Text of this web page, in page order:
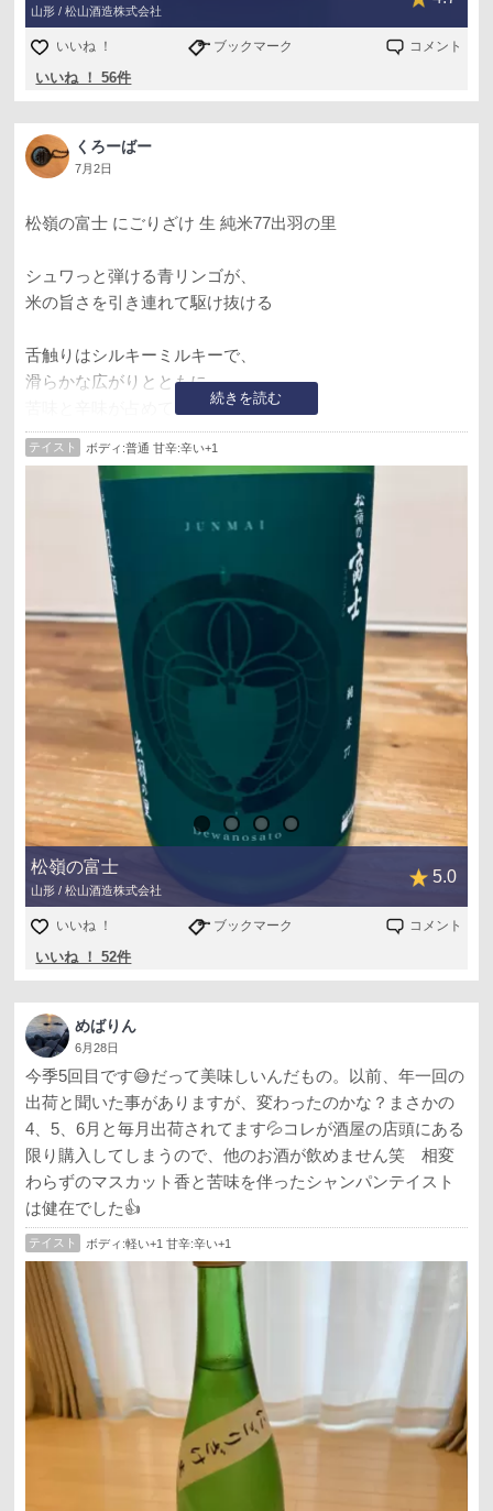
1650円でこのクオリティはスゴイ！😆
いいお酒を教えてもらいました！ ご馳走様！！
山形 / 松山酒造株式会社
いいね ！ ブックマーク コメント
いいね ！ 56件
くろーばー
7月2日
続きを読む
松嶺の富士 にごりざけ 生 純米77出羽の里
シュワっと弾ける青リンゴが、
米の旨さを引き連れて駆け抜ける
舌触りはシルキーミルキーで、
滑らかな広がりとともに、
甘さはぐぐっと抑えてても、
しっかりジューシーでフレッシュ
抜群の米の旨さが、しっかり心を鷲掴み
口に含んでから〆て飲み込むまで、
いくつものつながりがホント楽しくて
冷酒 5.0
お燗 4.7
炭酸 5.0
めばりん様をはじめ、
たくさんの方が呑まれてて、しかも高得点
どーしても呑みたくて、ポチってしまいました
テイスト ボディ:普通 甘辛:辛い+1
松嶺の富士
山形 / 松山酒造株式会社
5.0
いいね ！ ブックマーク コメント
いいね ！ 52件
めばりん
6月28日
今季5回目です😅だって美味しいんだもの。以前、年一回の
出荷と聞いた事がありますが、変わったのかな？まさかの
4、5、6月と毎月出荷されてます💦コレが酒屋の店頭にある
限り購入してしまうので、他のお酒が飲めません笑 相変
わらずのマスカット香と苦味を伴ったシャンパンテイスト
は健在でした👍
テイスト ボディ:軽い+1 甘辛:辛い+1